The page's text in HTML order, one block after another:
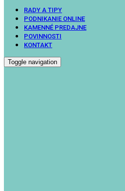
RADY A TIPY
PODNIKANIE ONLINE
KAMENNÉ PREDAJNE
POVINNOSTI
KONTAKT
Toggle navigation